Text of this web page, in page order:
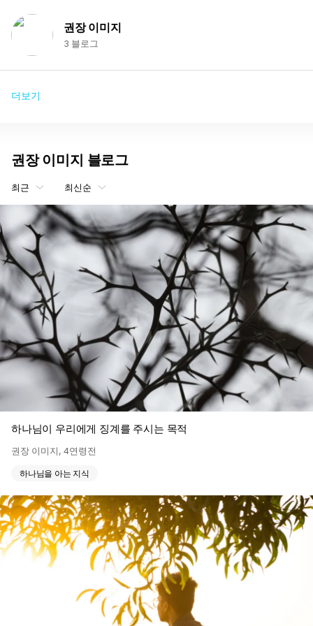
권장 이미지
3 블로그
더보기
권장 이미지 블로그
최근 최신순
하나님이 우리에게 징계를 주시는 목적
권장 이미지,4연령전
하나님을 아는 지식